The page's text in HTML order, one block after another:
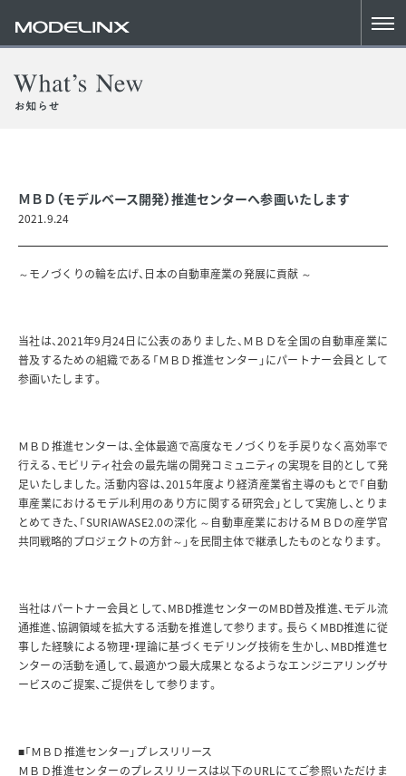
ＭＢＤ（モデルベース開発）推進センターへ参画いたします
2021.9.24
～モノづくりの輪を広げ、日本の自動車産業の発展に貢献 ～
当社は、2021年9月24日に公表のありました、ＭＢＤを全国の自動車産業に
普及するための組織である「ＭＢＤ推進センター」にパートナー会員として
参画いたします。
ＭＢＤ推進センターは、全体最適で高度なモノづくりを手戻りなく高効率で
行える、モビリティ社会の最先端の開発コミュニティの実現を目的として発
足いたしました。活動内容は、2015年度より経済産業省主導のもとで「自動
車産業におけるモデル利用のあり方に関する研究会」として実施し、とりま
とめてきた、「SURIAWASE2.0の深化 ～自動車産業におけるＭＢＤの産学官
共同戦略的プロジェクトの方針～」を民間主体で継承したものとなります。
当社はパートナー会員として、MBD推進センターのMBD普及推進、モデル流
通推進、協調領域を拡大する活動を推進して参ります。長らくMBD推進に従
事した経験による物理・理論に基づくモデリング技術を生かし、MBD推進セ
ンターの活動を通して、最適かつ最大成果となるようなエンジニアリングサ
ービスのご提案、ご提供をして参ります。
■「ＭＢＤ推進センター」プレスリリース
ＭＢＤ推進センターのプレスリリースは以下のURLにてご参照いただけま